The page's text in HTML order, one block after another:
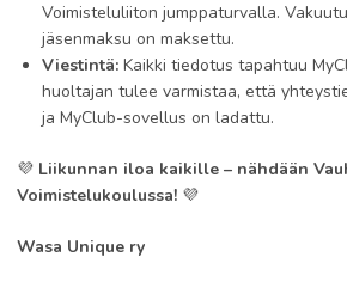
Voimisteluliiton jumppaturvalla.
jäsenmaksu on maksettu.
Viestintä: Kaikki tiedotus tapahtuu
huoltajan tulee varmistaa, että
ja MyClub-sovellus on ladattu.
💜 Liikunnan iloa kaikille – nähdään
Voimistelukoulussa! 💜
Wasa Unique ry